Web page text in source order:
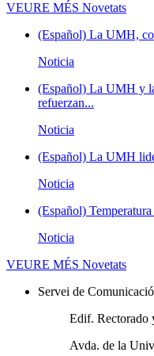
VEURE MÉS Novetats
(Español) La UMH,
Noticia
(Español) La UMH y
refuerzan...
Noticia
(Español) La UMH
Noticia
(Español)
Noticia
VEURE MÉS Novetats
Servei de
Edif. Rectorado
Avda. de la